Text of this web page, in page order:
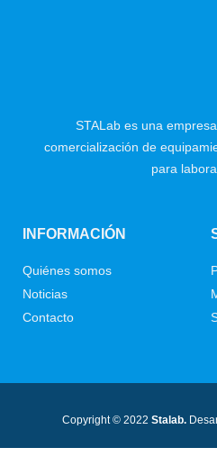
STALab es una
comercialización de
para
INFORMACIÓN
Quiénes somos
Noticias
Contacto
Copyright © 2022 Stalab.